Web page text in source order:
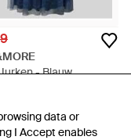
data or
I Accept enables
data or
I Accept enables
- Blauw
OP VOORRAAD